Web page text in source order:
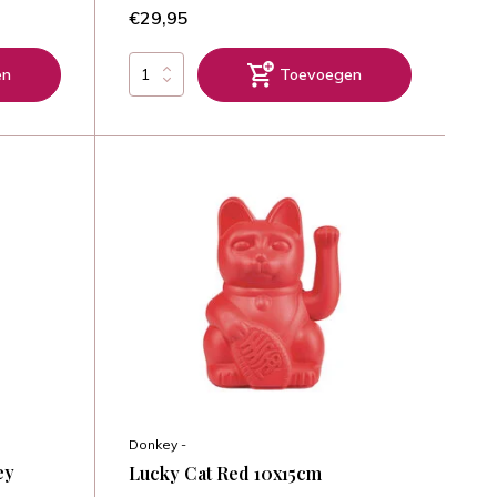
€29,95
Toevoegen
Donkey -
Lucky Cat Red 10x15cm